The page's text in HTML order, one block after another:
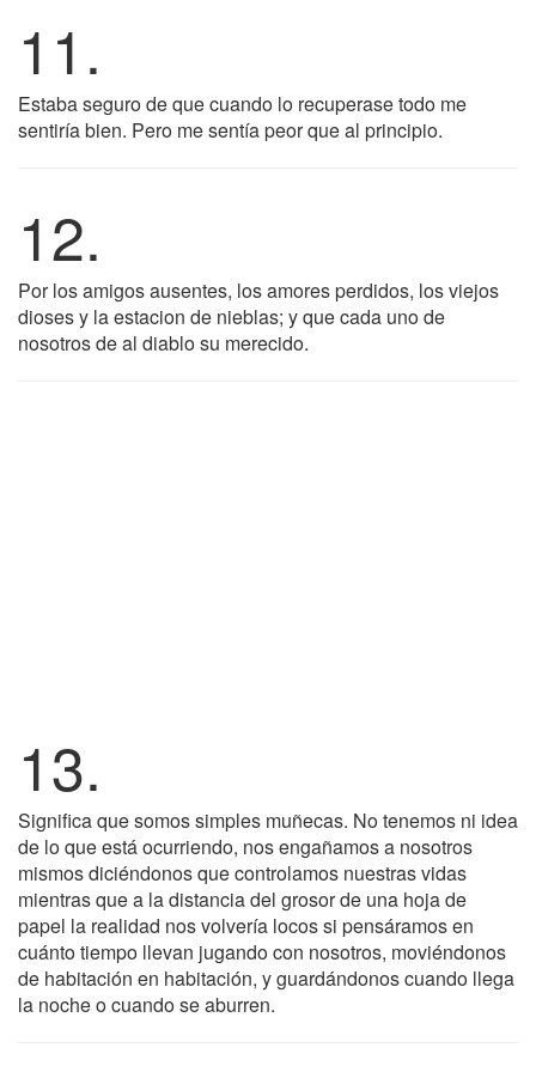
11.
Estaba seguro de que cuando lo recuperase todo me
sentiría bien. Pero me sentía peor que al principio.
12.
Por los amigos ausentes, los amores perdidos, los viejos
dioses y la estacion de nieblas; y que cada uno de
nosotros de al diablo su merecido.
13.
Significa que somos simples muñecas. No tenemos ni idea
de lo que está ocurriendo, nos engañamos a nosotros
mismos diciéndonos que controlamos nuestras vidas
mientras que a la distancia del grosor de una hoja de
papel la realidad nos volvería locos si pensáramos en
cuánto tiempo llevan jugando con nosotros, moviéndonos
de habitación en habitación, y guardándonos cuando llega
la noche o cuando se aburren.